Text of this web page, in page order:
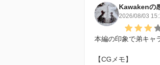
Kawakenの
2026/08/03
本編の印象で弟キャ
【CGメモ】